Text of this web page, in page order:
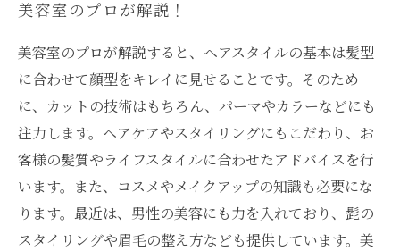
美容室のプロが解説！
美容室のプロが解説すると、ヘアスタイルの基本は髪型
に合わせて顔型をキレイに見せることです。そのため
に、カットの技術はもちろん、パーマやカラーなどにも
注力します。ヘアケアやスタイリングにもこだわり、お
客様の髪質やライフスタイルに合わせたアドバイスを行
います。また、コスメやメイクアップの知識も必要にな
ります。最近は、男性の美容にも力を入れており、髭の
スタイリングや眉毛の整え方なども提供しています。美